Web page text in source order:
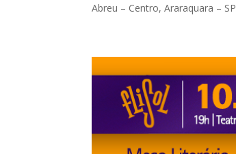
Abreu – Centro, Araraquara – SP